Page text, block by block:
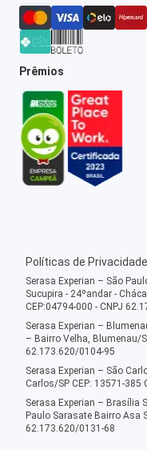
Prêmios
Políticas de Privacidade
Serasa Experian – São
Sucupira - 24ºandar -
CEP:04794-000 - CNPJ
Serasa Experian –
– Bairro Velha, Blumenau/
62.173.620/0104-95
Serasa Experian – São
Carlos/SP CEP: 13571-385
Serasa Experian – Brasília
Paulo Sarasate Bairro Asa
62.173.620/0131-68